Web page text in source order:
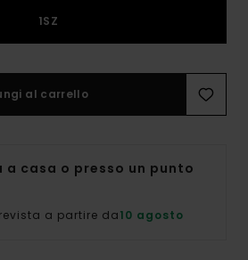
1SZ
al carrello
a casa o presso un punto
a partire da10 agosto